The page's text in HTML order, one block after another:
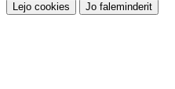
Lejo cookies Jo faleminderit